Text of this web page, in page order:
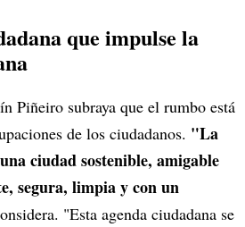
que impulse la
Piñeiro subraya que el rumbo está
de los ciudadanos. "La
ciudad sostenible, amigable
segura, limpia y con un
"Esta agenda ciudadana se